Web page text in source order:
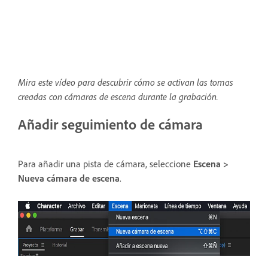
Mira este vídeo para descubrir cómo se activan las tomas
creadas con cámaras de escena durante la grabación.
Añadir seguimiento de cámara
Para añadir una pista de cámara, seleccione Escena >
Nueva cámara de escena.